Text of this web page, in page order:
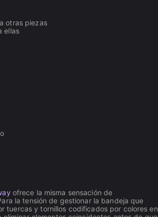
otras piezas
ellas
ofrece la misma sensación de
la tensión de gestionar la bandeja que
tuercas y tornillos codificados por colores en